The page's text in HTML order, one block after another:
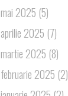
mai 2025 (5)
aprilie 2025 (7)
martie 2025 (8)
februarie 2025 (2)